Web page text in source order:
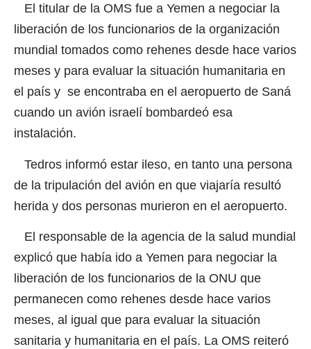
El titular de la OMS fue a Yemen a negociar la
liberación de los funcionarios de la organización
mundial tomados como rehenes desde hace varios
meses y para evaluar la situación humanitaria en
el país y se encontraba en el aeropuerto de Saná
cuando un avión israelí bombardeó esa
instalación.
Tedros informó estar ileso, en tanto una persona
de la tripulación del avión en que viajaría resultó
herida y dos personas murieron en el aeropuerto.
El responsable de la agencia de la salud mundial
explicó que había ido a Yemen para negociar la
liberación de los funcionarios de la ONU que
permanecen como rehenes desde hace varios
meses, al igual que para evaluar la situación
sanitaria y humanitaria en el país. La OMS reiteró